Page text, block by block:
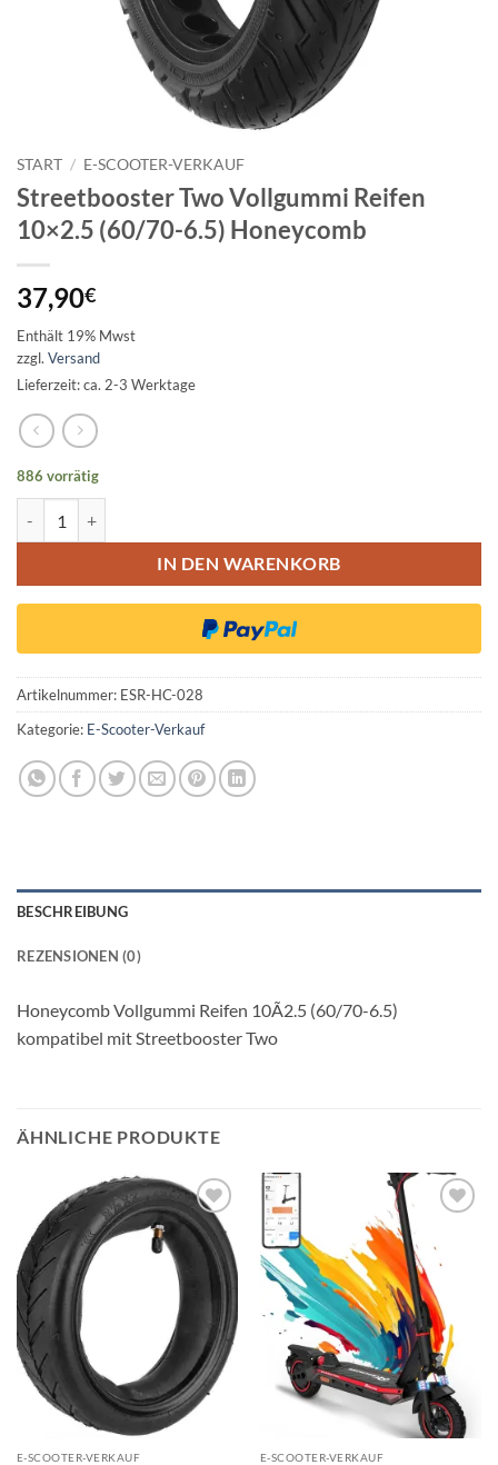
START / E-SCOOTER-VERKAUF
Streetbooster Two Vollgummi Reifen
10×2.5 (60/70-6.5) Honeycomb
37,90€
Enthält 19% Mwst
zzgl. Versand
Lieferzeit: ca. 2-3 Werktage
886 vorrätig
IN DEN WARENKORB
Artikelnummer: ESR-HC-028
Kategorie: E-Scooter-Verkauf
BESCHREIBUNG
REZENSIONEN (0)
Honeycomb Vollgummi Reifen 10Ã2.5 (60/70-6.5)
kompatibel mit Streetbooster Two
ÄHNLICHE PRODUKTE
Auf die
Wunschliste
E-SCOOTER-VERKAUF
Wunschliste
E-SCOOTER-VERKAUF